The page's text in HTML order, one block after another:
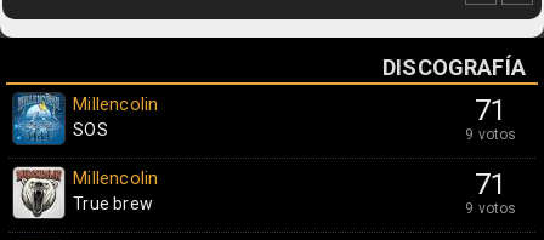
DISCOGRAFÍA
71
9 votos
Millencolin
SOS
71
9 votos
Millencolin
True brew